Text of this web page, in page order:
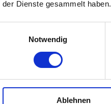
der Dienste gesammelt haben.
Notwendig
Ablehnen
Melden Sie